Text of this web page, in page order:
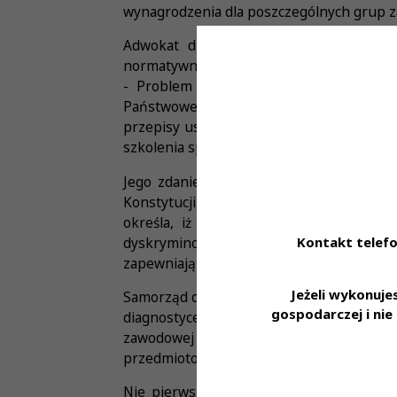
Kontakt
Jeżeli
gospodarczej i nie
wynagrodzenia dla poszczególnych grup
Adwokat dr Maciej Niezabitowski
normatywnych, których analiza
- Problem dotyczy między innymi
Państwowego Egzaminu
przepisy ustawy z dnia 5 grudnia 1996 r.
szkolenia specjalizacyjnego oraz samego
Jego zdaniem przepisy o odpłatności
Konstytucji, w szczególności: art. 32
określa, iż „Wszyscy są wobec
dyskryminowany w życiu politycznym,
zapewniają obywatelom powszechny i
Samorząd diagnostów laboratoryjnych
diagnostyce laboratoryjnej. Nowe
zawodowej lekarzy czy pielęgniarek.
przedmiotowego wniosku do Trybunału
Nie pierwszy raz kiedy samorząd